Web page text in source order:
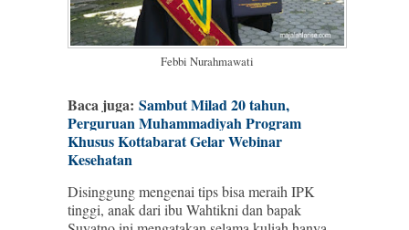
Febbi Nurahmawati
Baca juga: Sambut Milad 20 tahun,
Perguruan Muhammadiyah Program
Khusus Kottabarat Gelar Webinar
Kesehatan
Disinggung mengenai tips bisa meraih IPK
tinggi, anak dari ibu Wahtikni dan bapak